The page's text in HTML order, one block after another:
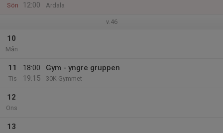
Sön
12:00
Ardala
v.46
10
Mån
11
Tis
18:00
19:15
Gym - yngre gruppen
30K Gymmet
12
Ons
13